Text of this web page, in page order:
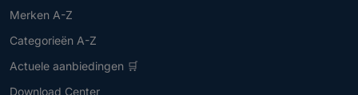
Merken A-Z
Categorieën A-Z
Actuele aanbiedingen 🛒
Download Center